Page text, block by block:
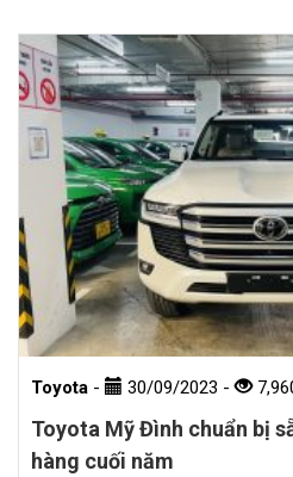
Toyota - 30/09/2023 -
Toyota Mỹ Đình chuẩn bị
hàng cuối năm